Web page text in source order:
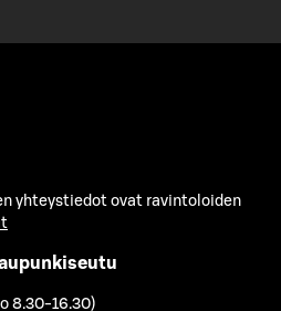
yhteystiedot ovat ravintoloiden
8.30-16.30)